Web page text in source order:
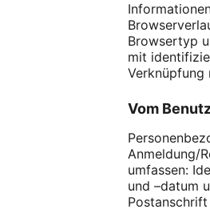
Browsertyp
mit
Verknüpfung
Vom
Anmeldung/
umfassen:
und –datum
Postanschrift